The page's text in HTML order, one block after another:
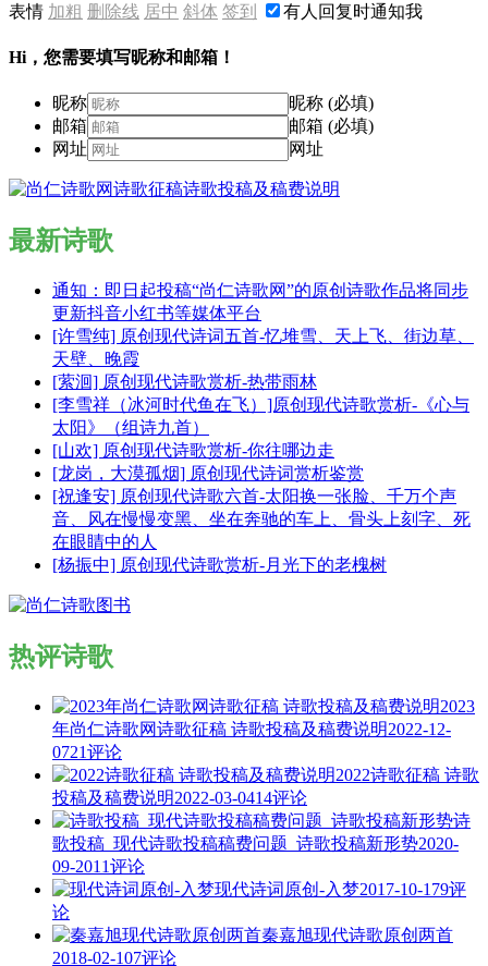
表情 加粗 删除线 居中 斜体 签到 有人回复时通知我
Hi，您需要填写昵称和邮箱！
昵称
昵称 (必填)
邮箱
邮箱 (必填)
网址
网址
最新诗歌
通知：即日起投稿“尚仁诗歌网”的原创诗歌作品将同步
更新抖音小红书等媒体平台
[许雪纯] 原创现代诗词五首-忆堆雪、天上飞、街边草、
天壁、晚霞
[萦洄] 原创现代诗歌赏析-热带雨林
[李雪祥（冰河时代鱼在飞）]原创现代诗歌赏析-《心与
太阳》（组诗九首）
[山欢] 原创现代诗歌赏析-你往哪边走
[龙岗，大漠孤烟] 原创现代诗词赏析鉴赏
[祝逢安] 原创现代诗歌六首-太阳换一张脸、千万个声
音、风在慢慢变黑、坐在奔驰的车上、骨头上刻字、死
在眼睛中的人
[杨振中] 原创现代诗歌赏析-月光下的老槐树
热评诗歌
2023
年尚仁诗歌网诗歌征稿 诗歌投稿及稿费说明2022-12-
0721评论
2022诗歌征稿 诗歌
投稿及稿费说明2022-03-0414评论
诗
歌投稿_现代诗歌投稿稿费问题_诗歌投稿新形势2020-
09-2011评论
现代诗词原创-入梦2017-10-179评
论
秦嘉旭现代诗歌原创两首
2018-02-107评论